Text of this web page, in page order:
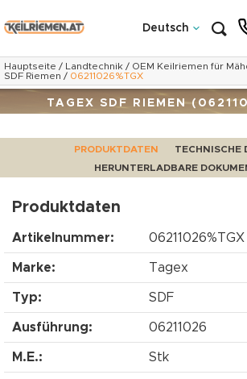
Deutsch
Hauptseite / Landtechnik / OEM Keilriemen für
SDF Riemen / 06211026%TGX
TAGEX SDF RIEMEN
PRODUKTDATEN
TECHNISCHE
HERUNTERLADBARE
Produktdaten
Artikelnummer: 06211026%TGX
Marke: Tagex
Typ: SDF
Ausführung: 06211026
M.E.: Stk